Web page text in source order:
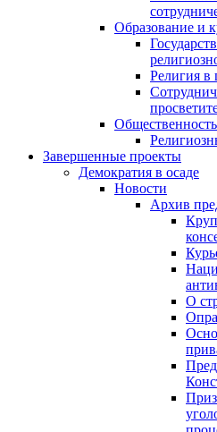
Образование и
Религия в
Завершенные проекты
Демократия в осаде
Новости
Архив
О